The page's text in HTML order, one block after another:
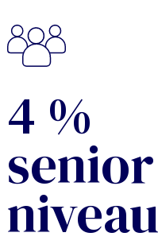
5 %
senior
niveau